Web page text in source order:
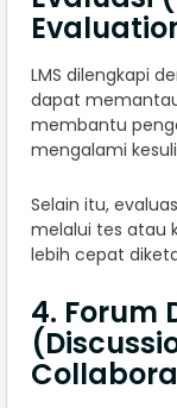
LMS dilengkapi
dapat
membantu
mengalami
Selain itu,
melalui tes atau
lebih cepat
4. Forum